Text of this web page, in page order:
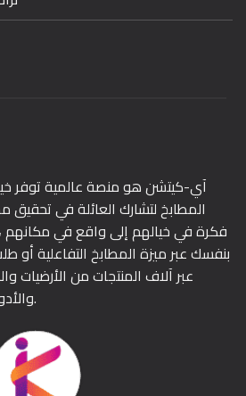
آي-كيتشن هو منصة عالمية توفر
المطابخ لتشارك العائلة في تحقيق
فكرة في خيالهم إلى واقع في
بنفسك عبر ميزة المطابخ التفاعلية أو
عبر آلاف المنتجات من الأرضيات
والأدوات المنزلية ، إحنا المطبخ.